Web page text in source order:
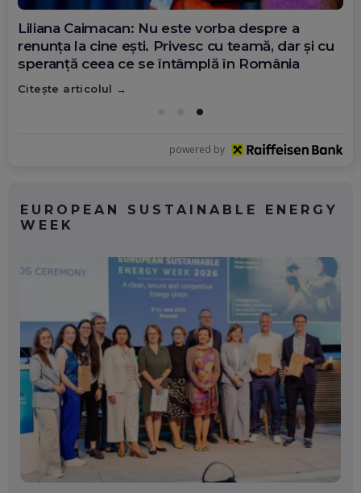
Diana Olar, românca de la Google care
demonstrează că diaspora poate schimba
România
Citește articolul
powered by
EUROPEAN SUSTAINABLE ENERGY
WEEK